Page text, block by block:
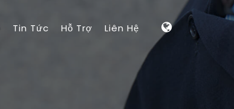
Tin Tức Hỗ Trợ Liên Hệ